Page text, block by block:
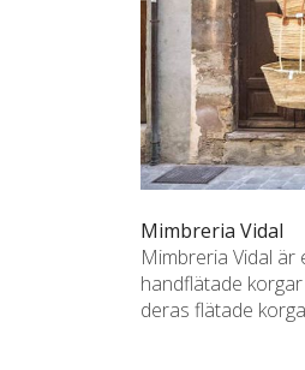
Mimbreria Vidal
Mimbreria Vidal är
handflätade
deras flätade